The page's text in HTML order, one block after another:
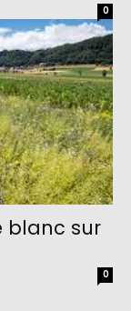
0
blanc sur
0